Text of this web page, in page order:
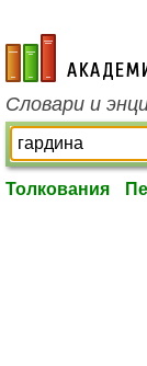
academic.ru
Словари и
Толкования